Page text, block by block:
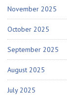
November 2025
October 2025
September 2025
August 2025
July 2025